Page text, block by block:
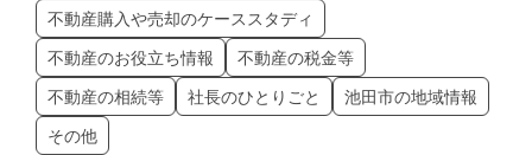
不動産購入や売却のケーススタディ
不動産のお役立ち情報 不動産の税金等
不動産の相続等 社長のひとりごと 池田市の地域情報
その他